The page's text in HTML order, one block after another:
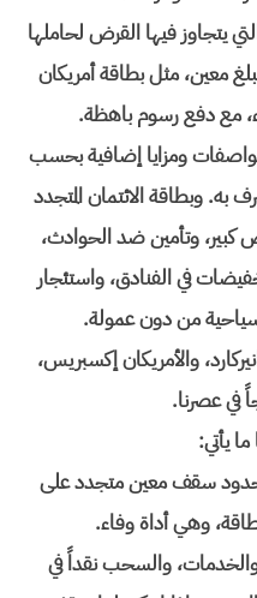
يتجاوز فيها القرض لحاملها
معين، مثل بطاقة أمريكان
مع دفع رسوم باهظة.
مواصفات ومزايا إضافية بحسب
به. وبطاقة الائتمان المتجدد
وتأمين ضد الحوادث،
في الفنادق، واستئجار
من دون عمولة.
والأمريكان إكسبريس،
في عصرنا.
يأتي:
حدود سقف معين متجدد على
وهي أداة وفاء.
والسحب نقداً في